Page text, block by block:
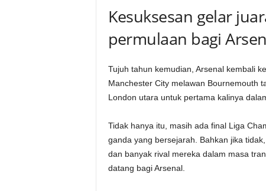
Kesuksesan gelar
permulaan bagi
Tujuh tahun kemudian, Arsenal kembali
Manchester City melawan Bournemouth
London utara untuk pertama kalinya
Tidak hanya itu, masih ada final Liga
ganda yang bersejarah. Bahkan jika
dan banyak rival mereka dalam masa
datang bagi Arsenal.